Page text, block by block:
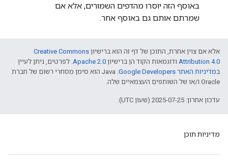
באוסף הזה יוסרו מהדפים השמורים, אלא אם
שמרתם אותם גם באוסף אחר.
אלא אם צוין אחרת, התוכן של דף זה הוא ברישיון Creative Commons
Attribution 4.0 ודוגמאות הקוד הן ברישיון Apache 2.0 . לפרטים, ניתן לעיין
במדיניות האתר Google Developers‏
.‏ Java הוא סימן מסחרי רשום של חברת
Oracle ו/או של השותפים העצמאיים שלה.
עדכון אחרון: 2025-07-25 (שעון UTC).
מדיניות תוכן